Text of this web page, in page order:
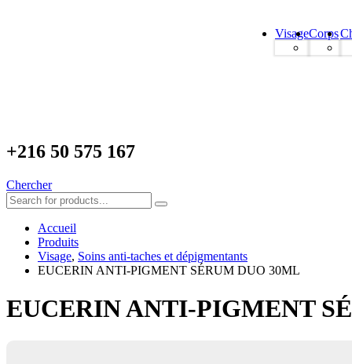
VisageCorps
+216 50 575 167
Chercher
Accueil
Produits
Visage, Soins anti-taches et dépigmentants
EUCERIN ANTI-PIGMENT SÉRUM DUO 30ML
EUCERIN ANTI-PIGMENT